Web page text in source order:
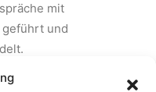
mit
und